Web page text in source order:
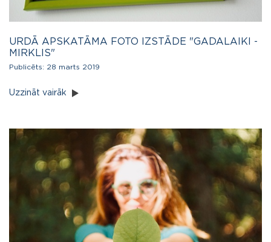
URDĀ APSKATĀMA FOTO IZSTĀDE "GADALAIKI -
MIRKLIS"
Publicēts: 28 marts 2019
Uzzināt vairāk